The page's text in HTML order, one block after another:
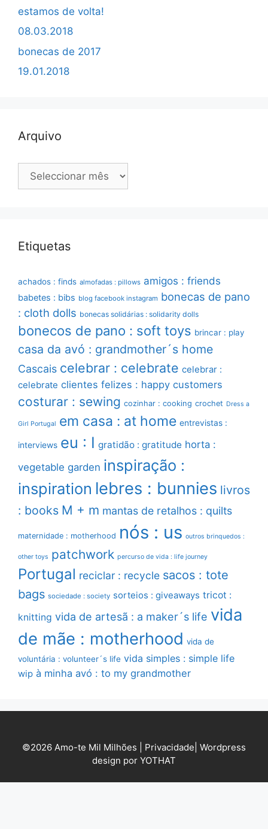
estamos de volta!
08.03.2018
bonecas de 2017
19.01.2018
Arquivo
Arquivo
Etiquetas
achados : finds almofadas : pillows amigos : friends
babetes : bibs blog facebook instagram bonecas de pano
: cloth dolls bonecas solidárias : solidarity dolls
bonecos de pano : soft toys brincar : play
casa da avó : grandmother´s home
Cascais celebrar : celebrate celebrar :
celebrate clientes felizes : happy customers
costurar : sewing cozinhar : cooking crochet Dress a
Girl Portugal em casa : at home entrevistas :
interviews eu : I gratidão : gratitude horta :
vegetable garden inspiração :
inspiration lebres : bunnies livros
: books M + m mantas de retalhos : quilts
maternidade : motherhood nós : us outros brinquedos :
other toys patchwork percurso de vida : life journey
Portugal reciclar : recycle sacos : tote
bags sociedade : society sorteios : giveaways tricot :
knitting vida de artesã : a maker´s life vida
de mãe : motherhood vida de
voluntária : volunteer´s life vida simples : simple life
wip à minha avó : to my grandmother
©2026 Amo-te Mil Milhões | Privacidade Wordpress
design por YOTHAT